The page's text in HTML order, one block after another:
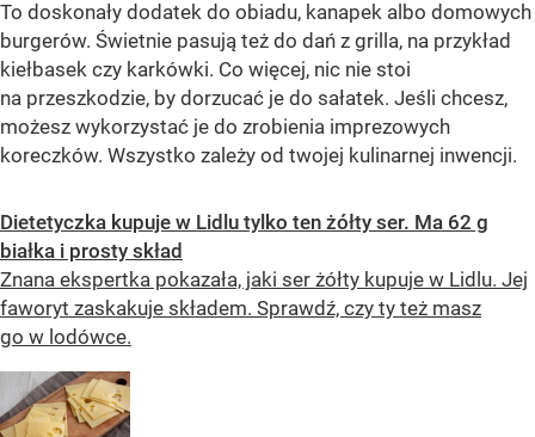
To doskonały dodatek do obiadu, kanapek albo domowych
burgerów. Świetnie pasują też do dań z grilla, na przykład
kiełbasek czy karkówki. Co więcej, nic nie stoi
na przeszkodzie, by dorzucać je do sałatek. Jeśli chcesz,
możesz wykorzystać je do zrobienia imprezowych
koreczków. Wszystko zależy od twojej kulinarnej inwencji.
Dietetyczka kupuje w Lidlu tylko ten żółty ser. Ma 62 g
białka i prosty skład
Znana ekspertka pokazała, jaki ser żółty kupuje w Lidlu. Jej
faworyt zaskakuje składem. Sprawdź, czy ty też masz
go w lodówce.